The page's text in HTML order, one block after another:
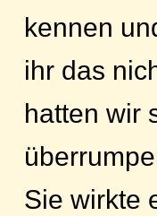
kennen
ihr das
hatten wir
Sie wirkte